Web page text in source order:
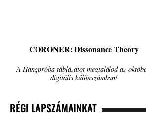
CORONER: Dissonance Theory
A Hangpróba táblázatot megtalálod az
digitális különszámban!
RÉGI LAPSZÁMAINKAT